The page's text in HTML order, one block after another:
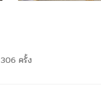
306 ครั้ง